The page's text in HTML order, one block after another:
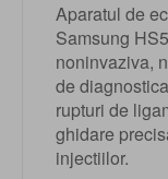
Aparatul de
Samsung
noninvaziva,
de
rupturi de
ghidare
injectiilor.